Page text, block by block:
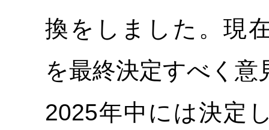
換をしました。現
を最終決定すべく意
2025年中には決定